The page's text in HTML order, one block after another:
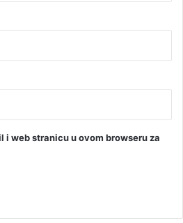
i web stranicu u ovom browseru za